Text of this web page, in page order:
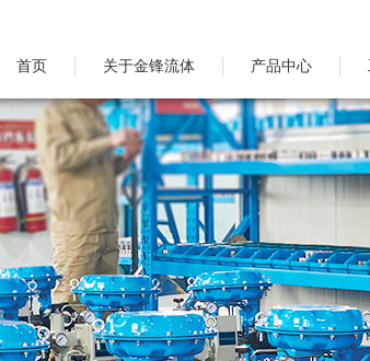
首页 关于金锋流体 产品中心